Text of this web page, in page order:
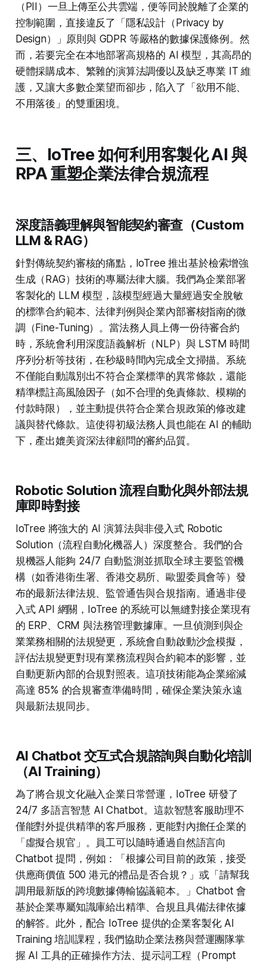
（PII）一旦上傳至公共雲端，便等同於脫離了企業的
控制範圍，直接違反了「隱私設計（Privacy by
Design）」原則與 GDPR 等嚴格的數據保護條例。然
而，若要完全在本地部署高規格的 AI 模型，其高昂的
硬體採購成本、繁雜的演算法調優以及缺乏專業 IT 維
護，又讓大多數企業望而卻步，陷入了「欲用不能、
不用落後」的雙重困境。
三、IoTree 如何利用客製化 AI 與
RPA 重塑企業法律合規流程
深度語義理解與智能契約審查（Custom
LLM & RAG）
針對傳統契約審核的痛點，IoTree 推出基於檢索增強
生成（RAG）技術的專屬法律大腦。我們為企業部署
客製化的 LLM 模型，該模型經過大量經過安全脫敏
的標準合約範本、法律判例與企業內部審核指南的微
調（Fine-Tuning）。當法務人員上傳一份待審合約
時，系統會利用深度語義解析（NLP）與 LSTM 時間
序列分析等技術，在秒級時間內完成全文掃描。系統
不僅能自動識別出不符合企業標準的異常條款，還能
精準標註高風險因子（如不合理的免責條款、模糊的
付款時限），並主動提供符合企業合規政策的修改建
議與替代條款。這使得初級法務人員也能在 AI 的輔助
下，產出媲美資深法律顧問的審約品質。
Robotic Solution 流程自動化與外部法規
庫即時對接
IoTree 將強大的 AI 演算法與非侵入式 Robotic
Solution（流程自動化機器人）深度整合。我們的合
規機器人能夠 24/7 自動監測並抓取全球主要監管機
構（如香港衛生署、香港交易所、歐盟委員會等）發
布的最新法律法規、監管通告與合規指南。通過非侵
入式 API 網關，IoTree 的系統可以無縫對接企業現有
的 ERP、CRM 與法務管理數據庫。一旦偵測到與企
業業務相關的法規變更，系統會自動啟動沙盒模擬，
評估法規變更對現有業務流程與合約範本的影響，並
自動更新內部的合規對照表。這項技術能為企業縮減
高達 85% 的合規審查準備時間，確保企業決策永遠
與最新法規同步。
AI Chatbot 交互式合規諮詢與自動化培訓
（AI Training）
為了將合規文化融入企業日常營運，IoTree 研發了
24/7 多語言智慧 AI Chatbot。這款智慧客服助理不
僅能對外提供精準的客戶服務，更能對內擔任企業的
「虛擬合規官」。員工可以隨時通過自然語言向
Chatbot 提問，例如：「根據公司目前的政策，接受
供應商價值 500 港元的禮品是否合規？」或「請幫我
調用最新版的跨境數據傳輸協議範本。」Chatbot 會
基於企業專屬知識庫給出精準、合規且具備法律依據
的解答。此外，配合 IoTree 提供的企業客製化 AI
Training 培訓課程，我們協助企業法務與營運團隊掌
握 AI 工具的正確操作方法、提示詞工程（Prompt